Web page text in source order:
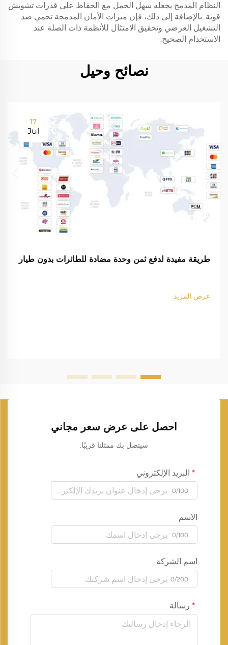
النظام المدمج يجعله سهل الحمل مع الحفاظ على قدرات تشويش
قوية. بالإضافة إلى ذلك، فإن ميزات الأمان المدمجة تحمي ضد
التشغيل العرضي وتحقيق الامتثال للأنظمة ذات الصلة عند
الاستخدام الصحيح.
نصائح وحيل
17
Jul
طريقة مفيدة لدفع ثمن وحدة مضادة للطائرات بدون طيار
عرض المزيد
احصل على عرض سعر مجاني
سيتصل بك ممثلنا قريبًا.
البريد الإلكتروني
0/100
الاسم
0/100
اسم الشركة
0/200
رسالة